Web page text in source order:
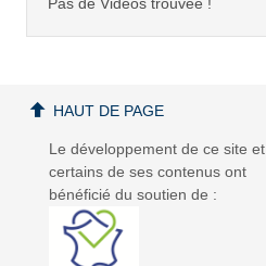
Le développement de ce site et
certains de ses contenus ont
bénéficié du soutien de :
HAUT DE PAGE